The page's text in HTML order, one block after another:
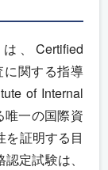
、Certified
に関する指導
of Internal
唯一の国際資
を証明する目
定試験は、